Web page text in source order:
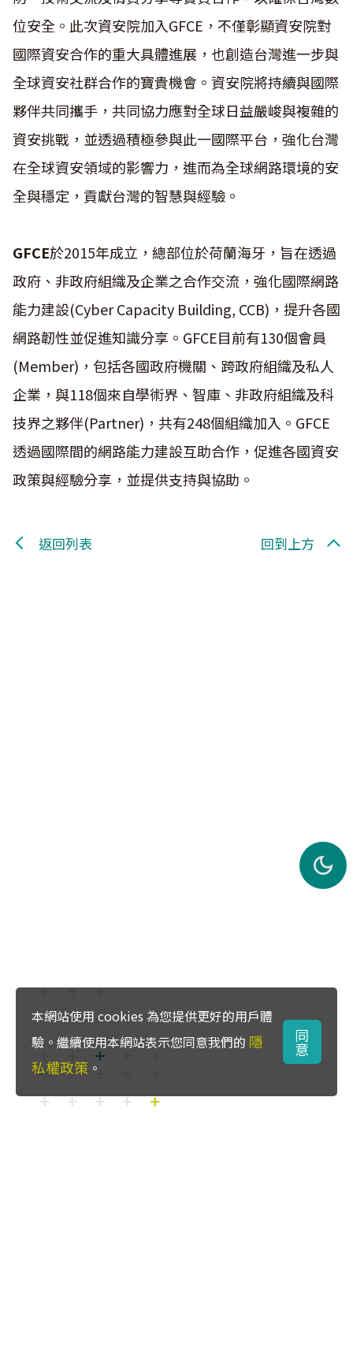
位安全。此次資安院加入GFCE，不僅彰顯資安院對
國際資安合作的重大具體進展，也創造台灣進一步與
全球資安社群合作的寶貴機會。資安院將持續與國際
夥伴共同攜手，共同協力應對全球日益嚴峻與複雜的
資安挑戰，並透過積極參與此一國際平台，強化台灣
在全球資安領域的影響力，進而為全球網路環境的安
全與穩定，貢獻台灣的智慧與經驗。
GFCE於2015年成立，總部位於荷蘭海牙，旨在透過
政府、非政府組織及企業之合作交流，強化國際網路
能力建設(Cyber Capacity Building, CCB)，提升各國
網路韌性並促進知識分享。GFCE目前有130個會員
(Member)，包括各國政府機關、跨政府組織及私人
企業，與118個來自學術界、智庫、非政府組織及科
技界之夥伴(Partner)，共有248個組織加入。GFCE
透過國際間的網路能力建設互助合作，促進各國資安
政策與經驗分享，並提供支持與協助。
返回列表 回到上方
本網站使用 cookies 為您提供更好的用戶體
驗。繼續使用本網站表示您同意我們的 隱
私權政策 。
同
意